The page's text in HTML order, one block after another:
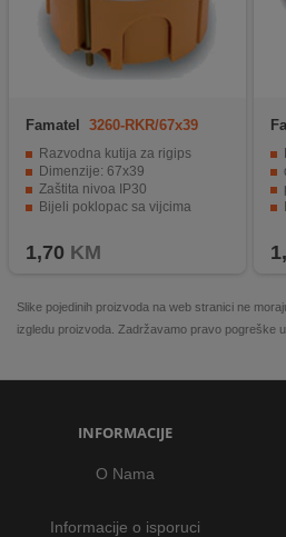
Famatel 3260-RKR/67x39
Razvodna kutija za rigips
Dimenzije: 67x39
Zaštita nivoa IP30
Bijeli poklopac sa vijcima
1,70 KM
Slike pojedinih proizvoda na web stranici ne
izgledu proizvoda. Zadržavamo pravo pogreške
INFORMACIJE
O Nama
Informacije o isporuci